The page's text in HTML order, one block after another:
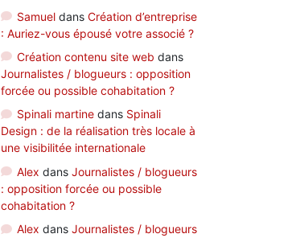
Samueldans Création d’entreprise
: Auriez-vous épousé votre associé ?
Création contenu site web dans
Journalistes / blogueurs : opposition
forcée ou possible cohabitation ?
Spinali martinedans Spinali
Design : de la réalisation très locale à
une visibilitée internationale
Alex dans Journalistes / blogueurs
: opposition forcée ou possible
cohabitation ?
Alex dans Journalistes / blogueurs